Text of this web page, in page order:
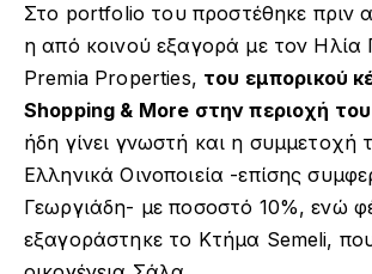
Στο portfolio του προστέθηκε πριν
η από κοινού εξαγορά με τον Ηλία
Premia Properties, του εμπορικού
Shopping & Μore στην περιοχή
ήδη γίνει γνωστή και η συμμετοχή
Ελληνικά Οινοποιεία -επίσης
Γεωργιάδη- με ποσοστό 10%, ενώ
εξαγοράστηκε το Κτήμα Semeli,